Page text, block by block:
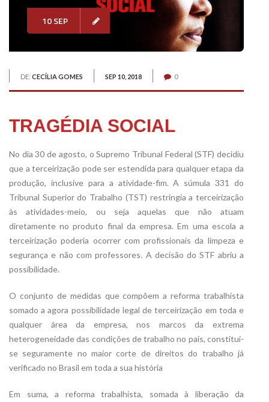
10 SEP
DE: CECÍLIA GOMES SEP 10, 2018 0
TRAGÉDIA SOCIAL
No dia 30 de agosto, o Supremo Tribunal Federal (STF) decidiu
que a terceirização pode ser estendida para qualquer etapa da
produção, inclusive para a atividade-fim. A súmula 331 do
Tribunal Superior do Trabalho (TST) restringia a terceirização
às atividades-meio, ou seja aquelas que não atuam
diretamente no produto final da empresa. Em uma escola a
terceirização poderia ocorrer com profissionais da limpeza e
segurança e não com professores. A decisão do STF abriu a
possibilidade.
O conjunto de medidas que compõem a reforma trabalhista
somado a agora possibilidade legal de terceirização em toda e
qualquer área da empresa, nos marcos da extrema
heterogeneidade das condições de trabalho no país, constitui-
se seguramente no maior corte de direitos do trabalho já
verificado no Brasil em toda a sua história
Em suma, a reforma trabalhista, somada à liberação da